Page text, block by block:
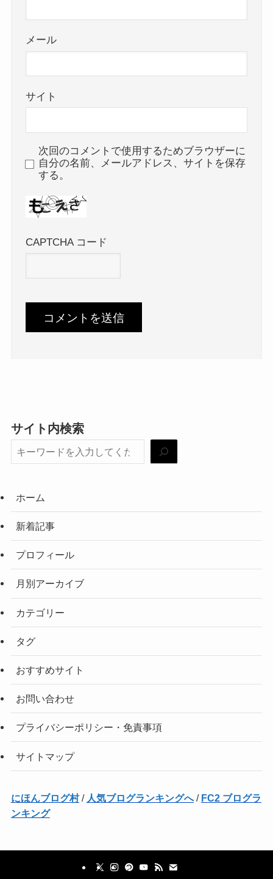
メール
サイト
次回のコメントで使用するためブラウザーに
自分の名前、メールアドレス、サイトを保存
する。
CAPTCHA コード
サイト内検索
ホーム
新着記事
プロフィール
月別アーカイブ
カテゴリー
タグ
おすすめサイト
お問い合わせ
プライバシーポリシー・免責事項
サイトマップ
にほんブログ村/ 人気ブログランキングへ/ FC2 ブログラ
ンキング